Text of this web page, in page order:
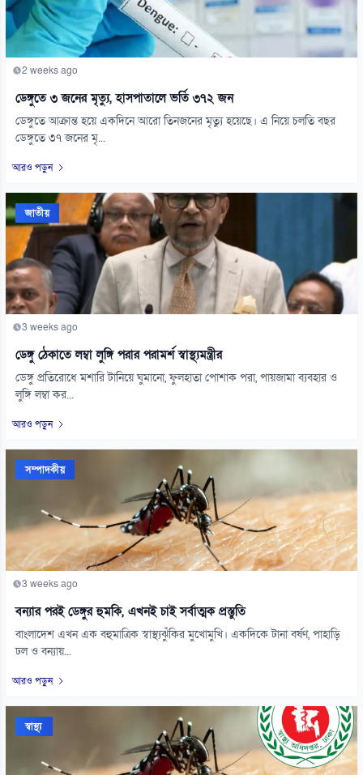
2 weeks ago
ডেঙ্গুতে ৩ জনের মৃত্যু, হাসপাতালে ভর্তি ৩৭২ জন
ডেঙ্গুতে আক্রান্ত হয়ে একদিনে আরো তিনজনের মৃত্যু হয়েছে। এ নিয়ে চলতি বছর
ডেঙ্গুতে ৩৭ জনের মৃ...
আরও পড়ুন
জাতীয়
3 weeks ago
ডেঙ্গু ঠেকাতে লম্বা লুঙ্গি পরার পরামর্শ স্বাস্থ্যমন্ত্রীর
ডেঙ্গু প্রতিরোধে মশারি টানিয়ে ঘুমানো, ফুলহাতা পোশাক পরা, পায়জামা ব্যবহার ও
লুঙ্গি লম্বা কর...
আরও পড়ুন
সম্পাদকীয়
3 weeks ago
বন্যার পরই ডেঙ্গুর হুমকি, এখনই চাই সর্বাত্মক প্রস্তুতি
বাংলাদেশ এখন এক বহুমাত্রিক স্বাস্থ্যঝুঁকির মুখোমুখি। একদিকে টানা বর্ষণ, পাহাড়ি
ঢল ও বন্যায়...
আরও পড়ুন
স্বাস্থ্য